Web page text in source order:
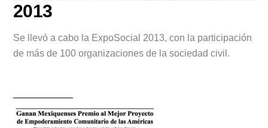
2013
Se llevó a cabo la ExpoSocial 2013, con la participación
de más de 100 organizaciones de la sociedad civil.